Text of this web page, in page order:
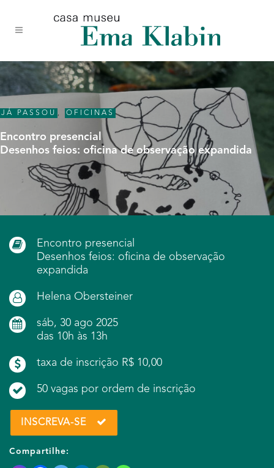
conteúdo
navegação
site
JÁ PASSOU , OFICINAS
Encontro presencial
Desenhos feios: oficina de observação expandida
Encontro presencial
Desenhos feios: oficina de observação
expandida
Helena Obersteiner
sáb, 30 ago 2025
das 10h às 13h
taxa de inscrição R$ 10,00
50 vagas por ordem de inscrição
INSCREVA-SE
Compartilhe: